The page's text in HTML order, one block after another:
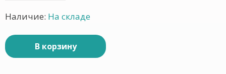
Наличие: На складе
В корзину